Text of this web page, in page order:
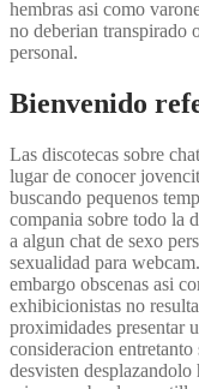
hembras asi­ como
no deberian transpirado
personal.
Bienvenido
Las discotecas sobre
lugar de conocer
buscando pequenos
compania sobre todo la
a algun chat de sexo
sexualidad para
embargo obscenas asi­
exhibicionistas no
proximidades presentar
consideracion
desvisten